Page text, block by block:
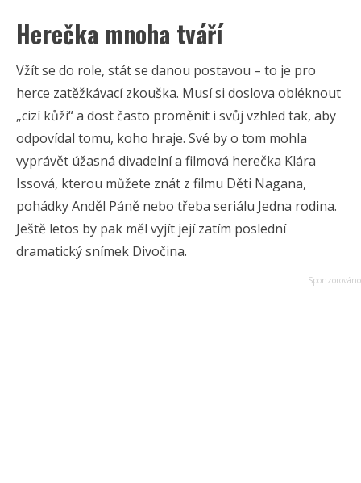
Herečka mnoha tváří
Vžít se do role, stát se danou postavou – to je pro
herce zatěžkávací zkouška. Musí si doslova obléknout
„cizí kůži“ a dost často proměnit i svůj vzhled tak, aby
odpovídal tomu, koho hraje. Své by o tom mohla
vyprávět úžasná divadelní a filmová herečka Klára
Issová, kterou můžete znát z filmu Děti Nagana,
pohádky Anděl Páně nebo třeba seriálu Jedna rodina.
Ještě letos by pak měl vyjít její zatím poslední
dramatický snímek Divočina.